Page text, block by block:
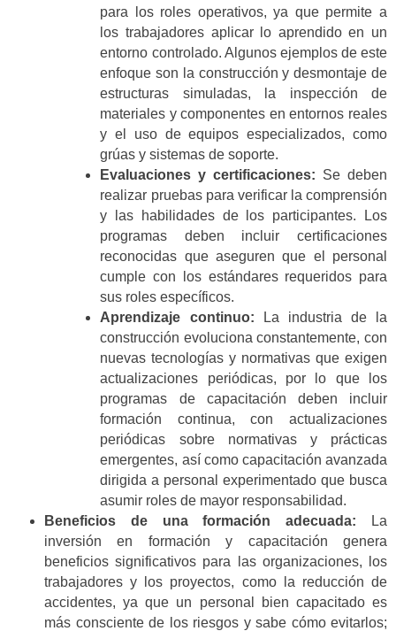
para los roles operativos, ya que permite a
los trabajadores aplicar lo aprendido en un
entorno controlado. Algunos ejemplos de este
enfoque son la construcción y desmontaje de
estructuras simuladas, la inspección de
materiales y componentes en entornos reales
y el uso de equipos especializados, como
grúas y sistemas de soporte.
Evaluaciones y certificaciones: Se deben
realizar pruebas para verificar la comprensión
y las habilidades de los participantes. Los
programas deben incluir certificaciones
reconocidas que aseguren que el personal
cumple con los estándares requeridos para
sus roles específicos.
Aprendizaje continuo:
La industria de la
construcción evoluciona constantemente, con
nuevas tecnologías y normativas que exigen
actualizaciones periódicas, por lo que los
programas de capacitación deben incluir
formación continua, con actualizaciones
periódicas sobre normativas y prácticas
emergentes, así como capacitación avanzada
dirigida a personal experimentado que busca
asumir roles de mayor responsabilidad.
Beneficios de una formación adecuada:
La
inversión en formación y capacitación genera
beneficios significativos para las organizaciones, los
trabajadores y los proyectos, como la reducción de
accidentes, ya que un personal bien capacitado es
más consciente de los riesgos y sabe cómo evitarlos;